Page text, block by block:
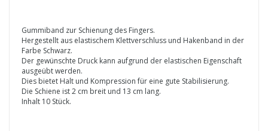
Gummiband zur Schienung des Fingers.
Hergestellt aus elastischem Klettverschluss und Hakenband in der
Farbe Schwarz.
Der gewünschte Druck kann aufgrund der elastischen Eigenschaft
ausgeübt werden.
Dies bietet Halt und Kompression für eine gute Stabilisierung.
Die Schiene ist 2 cm breit und 13 cm lang.
Inhalt 10 Stück.